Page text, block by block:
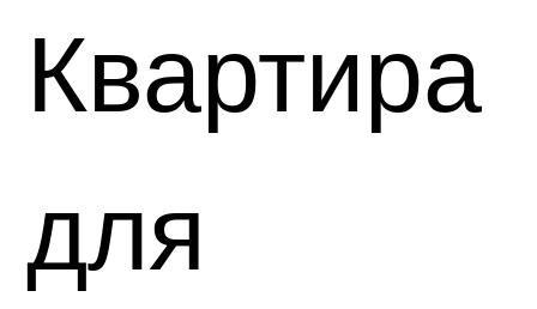
Квартира
для